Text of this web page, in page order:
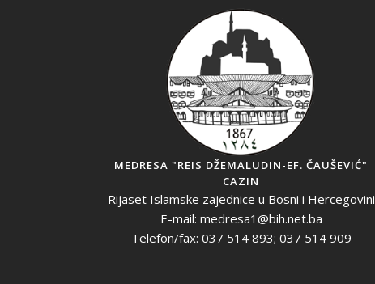
MEDRESA "REIS DŽEMALUDIN-EF. ČAUŠEVIĆ"
CAZIN
Rijaset Islamske zajednice u Bosni i Hercegovini
E-mail: medresa1@bih.net.ba
Telefon/fax: 037 514 893; 037 514 909